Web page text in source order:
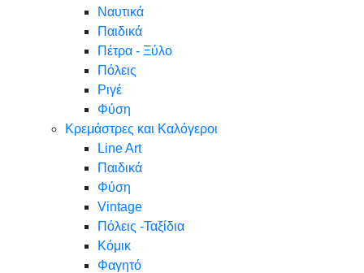
Ναυτικά
Παιδικά
Πέτρα - Ξύλο
Πόλεις
Ριγέ
Φύση
Κρεμάστρες και Καλόγεροι
Line Art
Παιδικά
Φύση
Vintage
Πόλεις -Ταξίδια
Κόμικ
Φαγητό